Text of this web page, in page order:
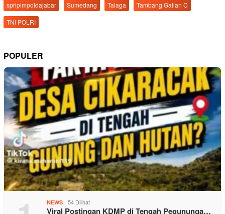
spripimpoldajabar
Sumedang Talaga
Tambang Galian C
TNI POLRI
POPULER
NEWS 54 Dilihat
Viral Postingan KDMP di Tengah Pegununga…